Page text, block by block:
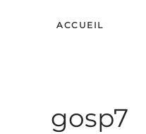
ACCUEIL
gosp7